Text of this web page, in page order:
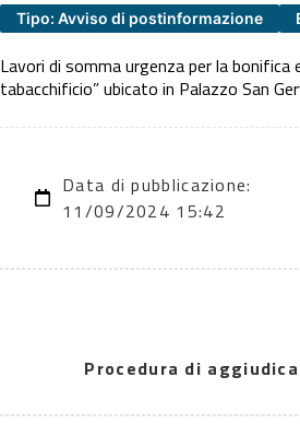
Tipo: Avviso di postinformazione
Lavori di somma urgenza per la
tabacchificio” ubicato in Palazzo San
Data di pubblicazione:
11/09/2024 15:42
Procedura di